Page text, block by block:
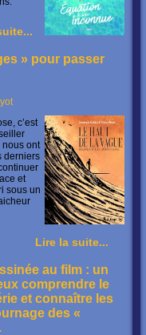
» pour passer
c’est
ont
derniers
et
sous un
Lire la suite...
au film : un
comprendre le
et connaître les
des «